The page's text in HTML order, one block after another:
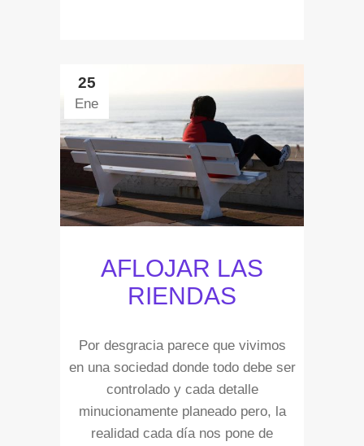
25
Ene
AFLOJAR LAS
RIENDAS
Por desgracia parece que vivimos
en una sociedad donde todo debe ser
controlado y cada detalle
minucionamente planeado pero, la
realidad cada día nos pone de